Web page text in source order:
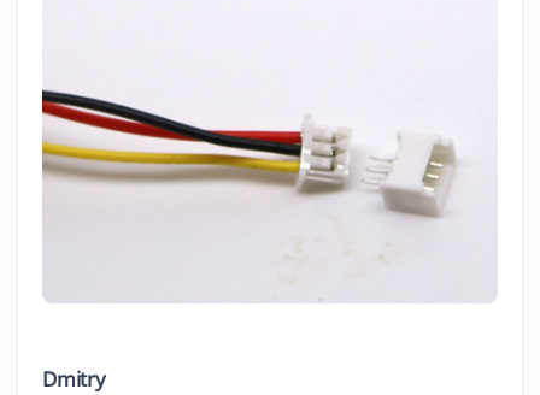
Dmitry